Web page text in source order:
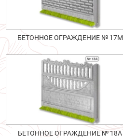
БЕТОННОЕ ОГРАЖДЕНИЕ № 17М
БЕТОННОЕ ОГРАЖДЕНИЕ № 18А